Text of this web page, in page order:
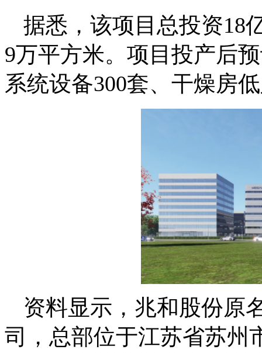
据悉，该项目总投资18
9万平方米。项目投产后
系统设备300套、干燥房
资料显示，兆和股份原
司，总部位于江苏省苏州